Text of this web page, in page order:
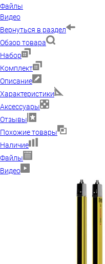
Файлы
Видео
Вернуться в раздел
Обзор товара
Набор
Комплект
Описание
Характеристики
Аксессуары
Отзывы
Похожие товары
Наличие
Файлы
Видео